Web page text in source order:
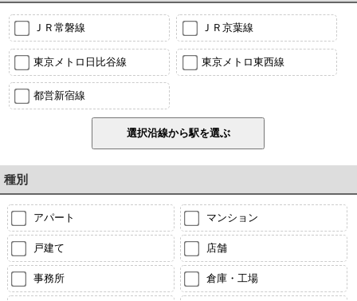
ＪＲ常磐線 ＪＲ京葉線
東京メトロ日比谷線 東京メトロ東西線
都営新宿線
種別
アパート マンション
戸建て 店舗
事務所 倉庫・工場